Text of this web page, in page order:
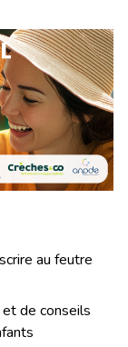
au feutre
de conseils